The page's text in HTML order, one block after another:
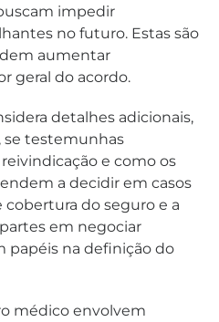
impedir
no futuro. Estas são
aumentar
geral do acordo.
detalhes adicionais,
se testemunhas
e como os
a decidir em casos
do seguro e a
em negociar
na definição do
médico envolvem